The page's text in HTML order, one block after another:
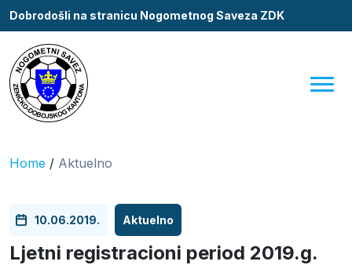
Dobrodošli na stranicu Nogometnog Saveza ZDK
Home / Aktuelno
10.06.2019. Aktuelno
Ljetni registracioni period 2019.g.